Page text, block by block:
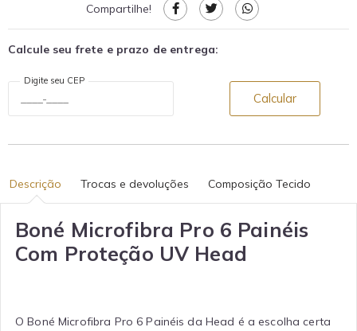
Compartilhe!
Calcule seu frete e prazo de entrega:
Digite seu CEP
Calcular
Descrição Trocas e devoluções Composição Tecido
Boné Microfibra Pro 6 Painéis
Com Proteção UV Head
O Boné Microfibra Pro 6 Painéis da Head é a escolha certa